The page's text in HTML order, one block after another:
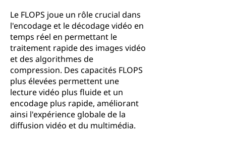
Le FLOPS joue un rôle crucial dans
l'encodage et le décodage vidéo en
temps réel en permettant le
traitement rapide des images vidéo
et des algorithmes de
compression. Des capacités FLOPS
plus élevées permettent une
lecture vidéo plus fluide et un
encodage plus rapide, améliorant
ainsi l'expérience globale de la
diffusion vidéo et du multimédia.